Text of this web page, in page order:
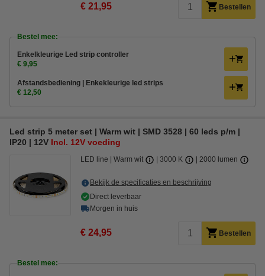
€ 21,95 Bestellen
Bestel mee:
Enkelkleurige Led strip controller
€ 9,95
Afstandsbediening | Enkekleurige led strips
€ 12,50
Led strip 5 meter set | Warm wit | SMD 3528 | 60 leds p/m |
IP20 | 12V Incl. 12V voeding
LED line Warm wit 3000 K 2000 lumen
Bekijk de specificaties en beschrijving
Direct leverbaar
Morgen in huis
€ 24,95 Bestellen
Bestel mee: